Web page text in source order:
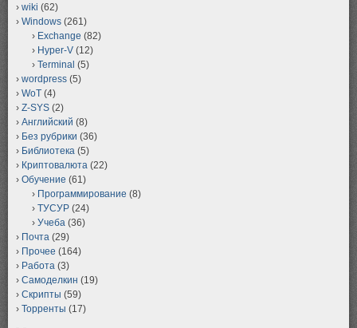
wiki (62)
Windows (261)
Exchange (82)
Hyper-V (12)
Terminal (5)
wordpress (5)
WoT (4)
Z-SYS (2)
Английский (8)
Без рубрики (36)
Библиотека (5)
Криптовалюта (22)
Обучение (61)
Программирование (8)
ТУСУР (24)
Учеба (36)
Почта (29)
Прочее (164)
Работа (3)
Самоделкин (19)
Скрипты (59)
Торренты (17)